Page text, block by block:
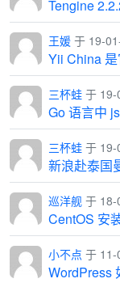
Tengine
王媛 于 19-
Yii China
三杯蛙 于 19-
Go 语言中
三杯蛙 于 19-
新浪赴泰国
巡洋舰 于 18-
CentOS 安
小不点 于 11-
WordPress